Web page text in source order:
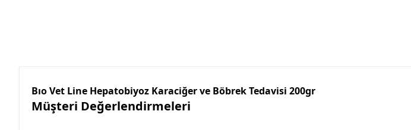
Bıo Vet Line Hepatobiyoz Karaciğer ve Böbrek Tedavisi 200gr
Müşteri Değerlendirmeleri